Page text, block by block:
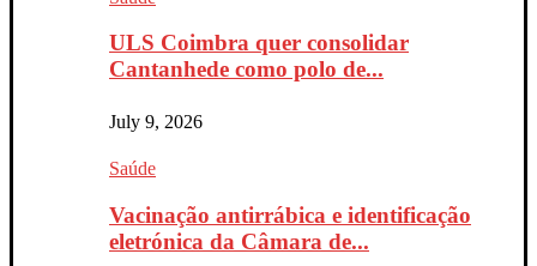
ULS Coimbra quer consolidar
Cantanhede como polo de...
July 9, 2026
Saúde
Vacinação antirrábica e identificação
eletrónica da Câmara de...